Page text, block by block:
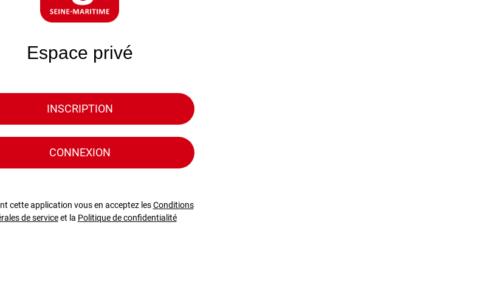
Espace privé
INSCRIPTION
CONNEXION
cette application vous en acceptez lesConditions
de serviceet la Politique de confidentialité